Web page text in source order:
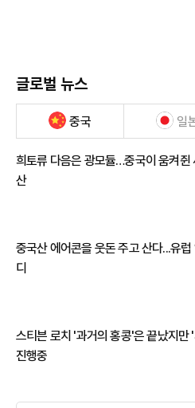
글로벌 뉴스
중국 일
희토류 다음은 광모듈…중국이 움켜쥔
산
중국산 에어콘을 웃돈 주고 산다...유럽
디
스티븐 로치 '과거의 홍콩'은 끝났지만
진행중